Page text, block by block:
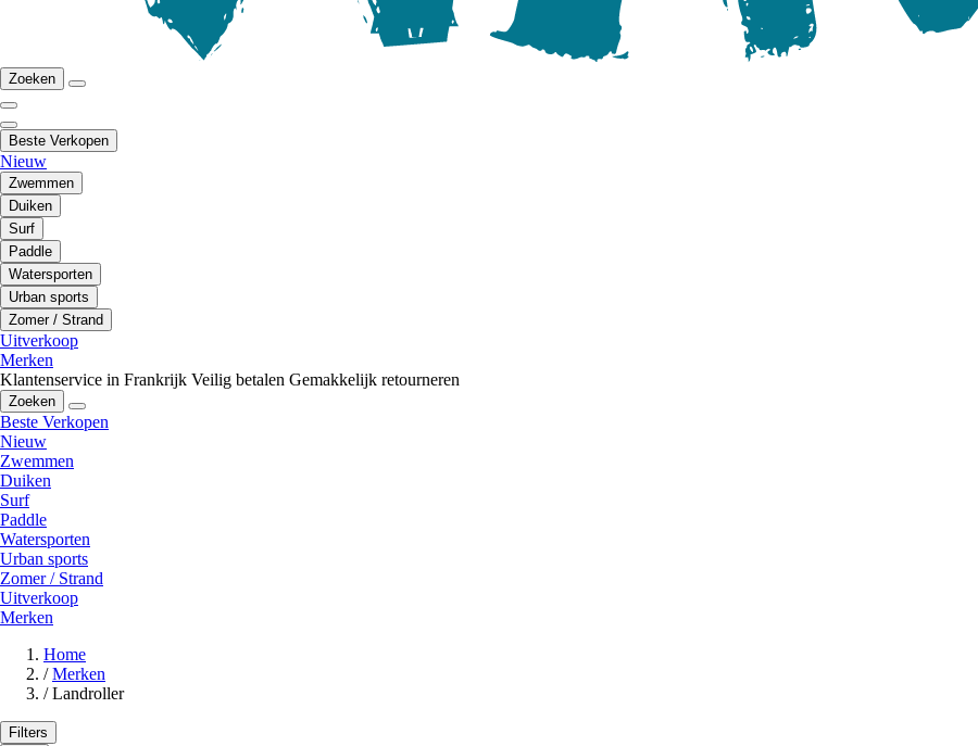
Zoeken
Beste Verkopen
Nieuw
Zwemmen
Duiken
Surf
Paddle
Watersporten
Urban sports
Zomer / Strand
Uitverkoop
Merken
Klantenservice in Frankrijk Veilig betalen Gemakkelijk retourneren
Zoeken
Beste Verkopen
Nieuw
Zwemmen
Duiken
Surf
Paddle
Watersporten
Urban sports
Zomer / Strand
Uitverkoop
Merken
Home
/ Merken
/ Landroller
Filters